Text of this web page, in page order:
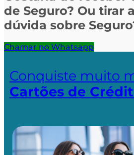
de Seguro? Ou tirar
dúvida sobre
Chamar no Whatsapp
Conquiste muito
Cartões de